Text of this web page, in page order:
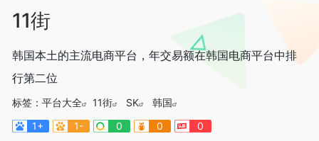
11街
韩国本土的主流电商平台，年交易额在韩国电商平台中排
行第二位
标签： 平台大全 11街 SK
韩国
1+
1- 0 0 0